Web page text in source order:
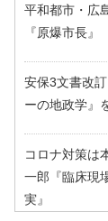
平和都市・広
『原爆市長』
安保3文書改
ーの地政学』
コロナ対策は
一郎『臨床現
実』